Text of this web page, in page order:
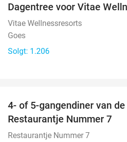
Dagentree voor Vitae
Vitae Wellnessresorts
Goes
Solgt: 1.206
4- of 5-gangendiner van
Restaurantje Nummer 7
Restaurantje Nummer 7